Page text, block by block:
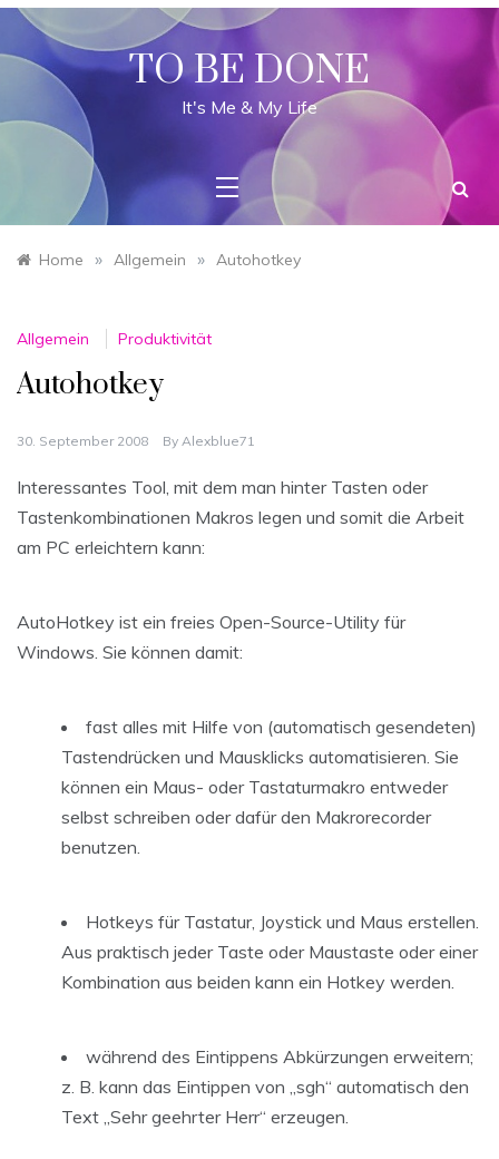
Skip
content
TO BE DONE
It's Me & My Life
Home » Allgemein » Autohotkey
Allgemein Produktivität
Autohotkey
30. September 2008 By Alexblue71
Interessantes Tool, mit dem man hinter Tasten oder
Tastenkombinationen Makros legen und somit die Arbeit
am PC erleichtern kann:
AutoHotkey ist ein freies Open-Source-Utility für
Windows. Sie können damit:
fast alles mit Hilfe von (automatisch gesendeten)
Tastendrücken und Mausklicks automatisieren. Sie
können ein Maus- oder Tastaturmakro entweder
selbst schreiben oder dafür den Makrorecorder
benutzen.
Hotkeys für Tastatur, Joystick und Maus erstellen.
Aus praktisch jeder Taste oder Maustaste oder einer
Kombination aus beiden kann ein Hotkey werden.
während des Eintippens Abkürzungen erweitern;
z. B. kann das Eintippen von „sgh“ automatisch den
Text „Sehr geehrter Herr“ erzeugen.